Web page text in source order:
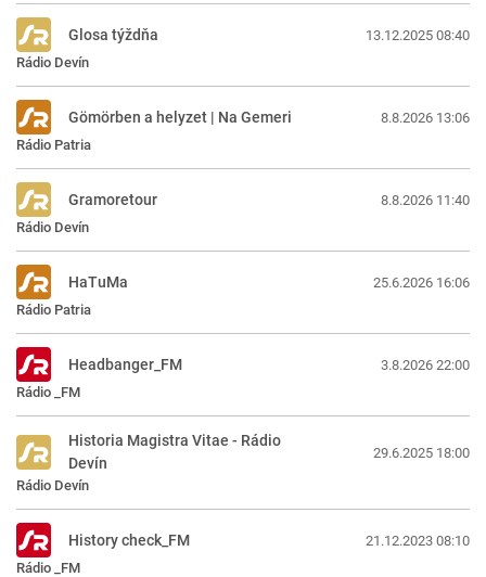
Rádio Devín
Glosa týždňa 13.12.2025 08:40
Rádio Patria
Gömörben a helyzet | Na Gemeri 8.8.2026 13:06
Rádio Devín
Gramoretour 8.8.2026 11:40
Rádio Patria
HaTuMa 25.6.2026 16:06
Rádio _FM
Headbanger_FM 3.8.2026 22:00
Rádio Devín
Historia Magistra Vitae - Rádio
Devín
29.6.2025 18:00
Rádio _FM
History check_FM 21.12.2023 08:10